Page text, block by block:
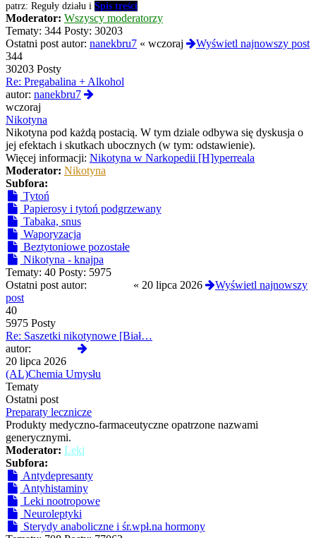
patrz: Reguły działu i Spis treści
Moderator: Wszyscy moderatorzy
Tematy: 344 Posty: 30203
Ostatni post autor: nanekbru7 « wczoraj
Wyświetl najnowszy post
344
30203 Posty
Re: Pregabalina + Alkohol
autor: nanekbru7
wczoraj
Nikotyna
Nikotyna pod każdą postacią. W tym dziale odbywa się dyskusja o
jej efektach i skutkach ubocznych (w tym: odstawienie).
Więcej informacji: Nikotyna w Narkopedii [H]yperreala
Moderator: Nikotyna
Subfora:
Tytoń
Papierosy i tytoń podgrzewany
Tabaka, snus
Waporyzacja
Beztytoniowe pozostałe
Nikotyna - knajpa
Tematy: 40 Posty: 5975
Ostatni post autor:
« 20 lipca 2026
Wyświetl najnowszy
post
40
5975 Posty
Re: Saszetki nikotynowe [Biał…
autor:
post
20 lipca 2026
(AL)Chemia Umysłu
Tematy
Ostatni post
Preparaty lecznicze
Produkty medyczno-farmaceutyczne opatrzone nazwami
generycznymi.
Moderator: Leki
Subfora:
Antydepresanty
Antyhistaminy
Leki nootropowe
Neuroleptyki
Sterydy anaboliczne i śr.wpł.na hormony